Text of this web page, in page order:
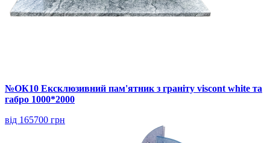
№ОК10 Ексклюзивний пам'ятник з граніту viscont white та
габро 1000*2000
від 165700 грн